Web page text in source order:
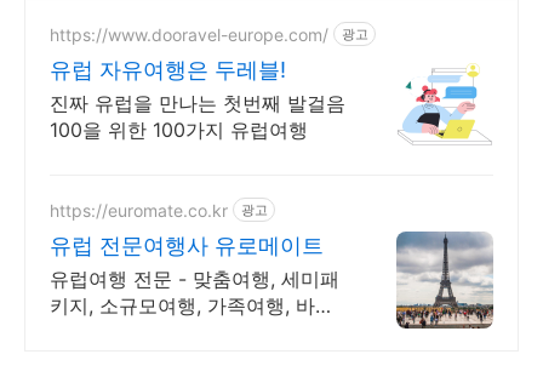
https://www.dooravel-europe.com/ 광고
유럽 자유여행은 두레블!
진짜 유럽을 만나는 첫번째 발걸음
100을 위한 100가지 유럽여행
https://euromate.co.kr 광고
유럽 전문여행사 유로메이트
유럽여행 전문 - 맞춤여행, 세미패
키지, 소규모여행, 가족여행, 바로